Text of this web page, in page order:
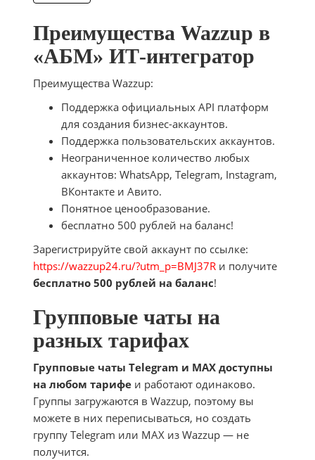
Преимущества Wazzup в
«АБМ» ИТ-интегратор
Преимущества Wazzup:
Поддержка официальных API платформ
для создания бизнес-аккаунтов.
Поддержка пользовательских аккаунтов.
Неограниченное количество любых
аккаунтов: WhatsApp, Telegram, Instagram,
ВКонтакте и Авито.
Понятное ценообразование.
бесплатно 500 рублей на баланс!
Зарегистрируйте свой аккаунт по ссылке:
https://wazzup24.ru/?utm_p=BMJ37R и получите
бесплатно 500 рублей на баланс!
Групповые чаты на
разных тарифах
Групповые чаты Telegram и MAX доступны
на любом тарифе и работают одинаково.
Группы загружаются в Wazzup, поэтому вы
можете в них переписываться, но создать
группу Telegram или MAX из Wazzup — не
получится.